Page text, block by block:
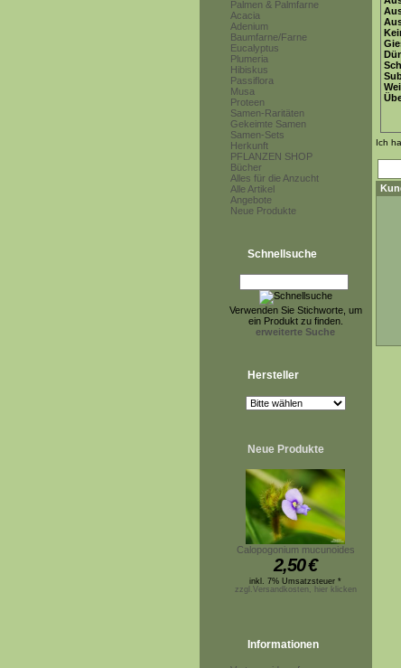
Palmen & Palmfarne
Acacia
Adenium
Baumfarne/Farne
Eucalyptus
Plumeria
Hibiskus
Passiflora
Musa
Proteen
Samen-Raritäten
Gekeimte Samen
Samen-Sets
Herkunft
PFLANZEN SHOP
Bücher
Alles für die Anzucht
Alle Artikel
Angebote
Neue Produkte
Schnellsuche
Verwenden Sie Stichworte, um
ein Produkt zu finden.
erweiterte Suche
Hersteller
Neue Produkte
Calopogonium mucunoides
2,50€
inkl. 7% Umsatzsteuer *
zzgl.Versandkosten, hier klicken
Informationen
Ich